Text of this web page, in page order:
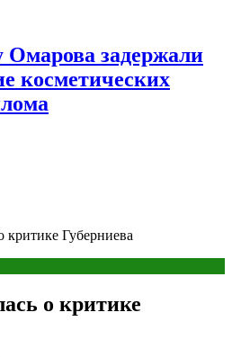
задержали
косметических
критике Губерниева
о критике